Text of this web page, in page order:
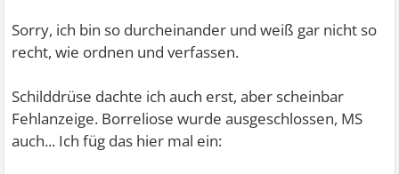
Sorry, ich bin so durcheinander und weiß gar nicht so
recht, wie ordnen und verfassen.
Schilddrüse dachte ich auch erst, aber scheinbar
Fehlanzeige. Borreliose wurde ausgeschlossen, MS
auch... Ich füg das hier mal ein: